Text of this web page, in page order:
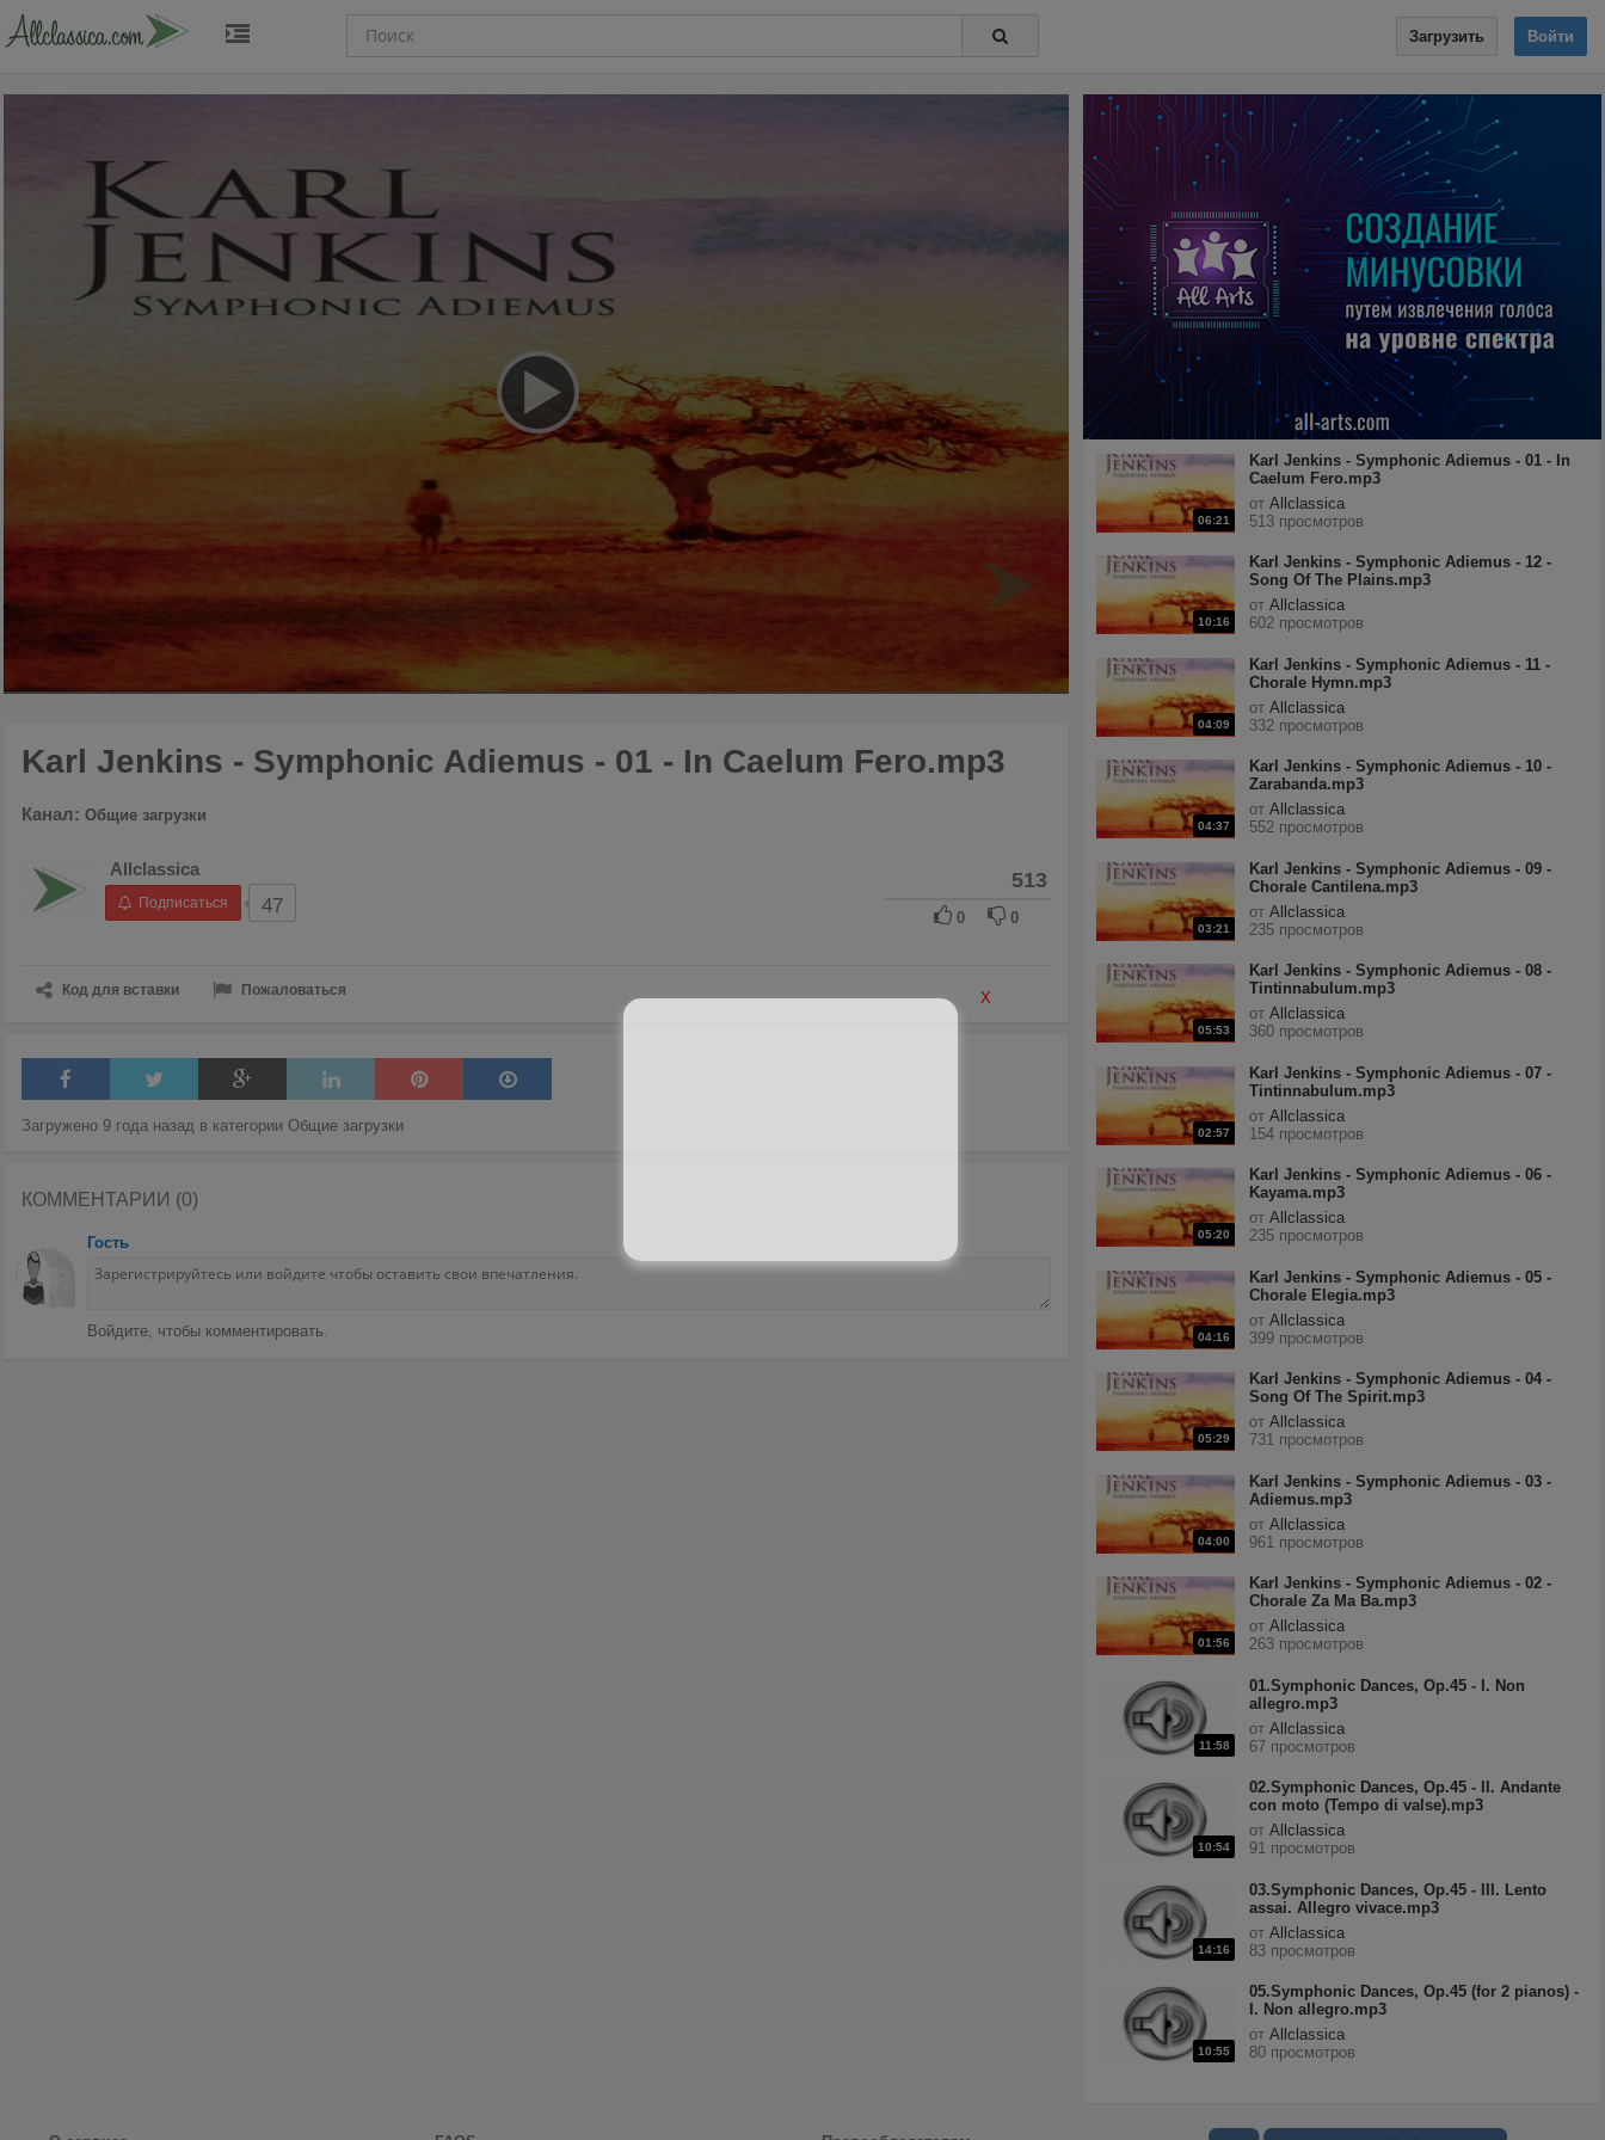
Загрузить Войти
06:21
Karl Jenkins - Symphonic Adiemus - 01 - In
Caelum Fero.mp3
отAllclassica
513 просмотров
10:16
Karl Jenkins - Symphonic Adiemus - 12 -
Song Of The Plains.mp3
отAllclassica
602 просмотров
04:09
Karl Jenkins - Symphonic Adiemus - 11 -
Chorale Hymn.mp3
отAllclassica
332 просмотров
04:37
Karl Jenkins - Symphonic Adiemus - 10 -
Zarabanda.mp3
отAllclassica
552 просмотров
03:21
Karl Jenkins - Symphonic Adiemus - 09 -
Chorale Cantilena.mp3
отAllclassica
235 просмотров
05:53
Karl Jenkins - Symphonic Adiemus - 08 -
Tintinnabulum.mp3
отAllclassica
360 просмотров
02:57
Karl Jenkins - Symphonic Adiemus - 07 -
Tintinnabulum.mp3
отAllclassica
154 просмотров
05:20
Karl Jenkins - Symphonic Adiemus - 06 -
Kayama.mp3
отAllclassica
235 просмотров
04:16
Karl Jenkins - Symphonic Adiemus - 05 -
Chorale Elegia.mp3
отAllclassica
399 просмотров
05:29
Karl Jenkins - Symphonic Adiemus - 04 -
Song Of The Spirit.mp3
отAllclassica
731 просмотров
04:00
Karl Jenkins - Symphonic Adiemus - 03 -
Adiemus.mp3
отAllclassica
961 просмотров
01:56
Karl Jenkins - Symphonic Adiemus - 02 -
Chorale Za Ma Ba.mp3
отAllclassica
263 просмотров
11:58
01.Symphonic Dances, Op.45 - I. Non
allegro.mp3
отAllclassica
67 просмотров
10:54
02.Symphonic Dances, Op.45 - II. Andante
con moto (Tempo di valse).mp3
отAllclassica
91 просмотров
14:16
03.Symphonic Dances, Op.45 - III. Lento
assai. Allegro vivace.mp3
отAllclassica
83 просмотров
10:55
05.Symphonic Dances, Op.45 (for 2 pianos) -
I. Non allegro.mp3
отAllclassica
80 просмотров
Karl Jenkins - Symphonic Adiemus - 01 - In Caelum Fero.mp3
Канал: Общие загрузки
Allclassica
Подписаться 47
513
0 0
Код для вставки Пожаловаться
Загружено 9 года назад в категорииОбщие загрузки
КОММЕНТАРИИ (0)
Гость
Войдите, чтобы комментировать.
X